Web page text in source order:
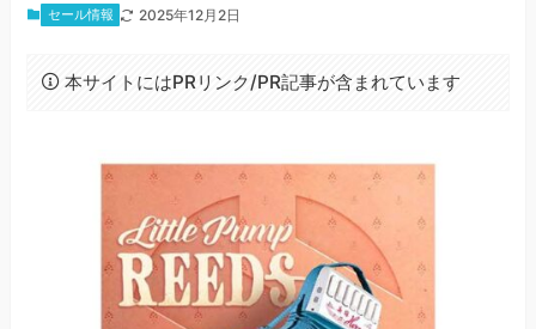
セール情報 2025年12月2日
本サイトにはPRリンク/PR記事が含まれています